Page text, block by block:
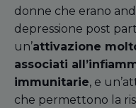
donne che erano
depressione post
un’attivazione
associati all’
immunitarie, e
che permettono la